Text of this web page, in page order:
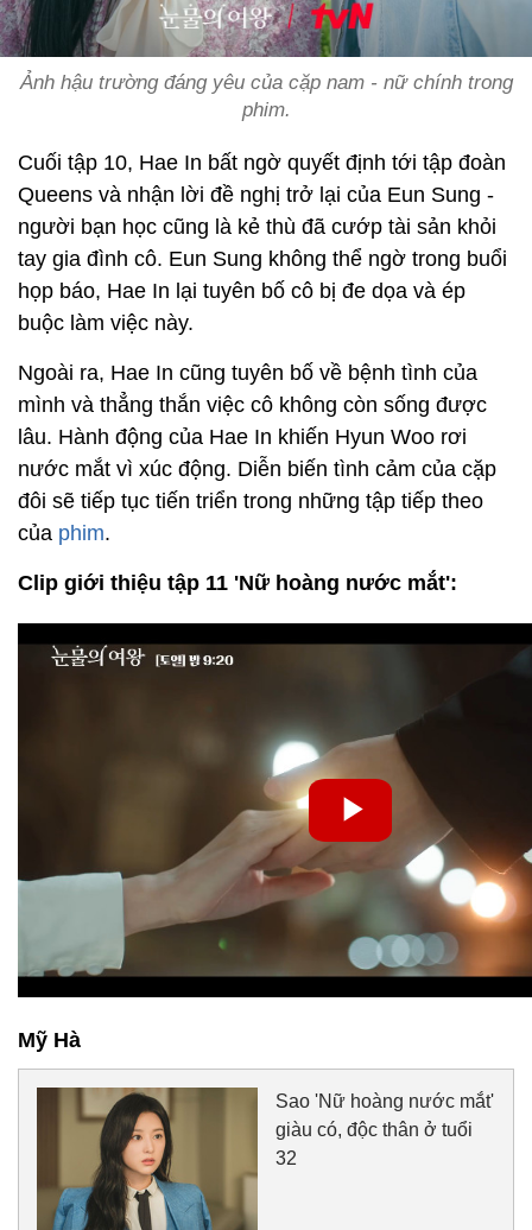
Ảnh hậu trường đáng yêu của cặp nam - nữ chính trong
phim.
Cuối tập 10, Hae In bất ngờ quyết định tới tập đoàn
Queens và nhận lời đề nghị trở lại của Eun Sung -
người bạn học cũng là kẻ thù đã cướp tài sản khỏi
tay gia đình cô. Eun Sung không thể ngờ trong buổi
họp báo, Hae In lại tuyên bố cô bị đe dọa và ép
buộc làm việc này.
Ngoài ra, Hae In cũng tuyên bố về bệnh tình của
mình và thẳng thắn việc cô không còn sống được
lâu. Hành động của Hae In khiến Hyun Woo rơi
nước mắt vì xúc động. Diễn biến tình cảm của cặp
đôi sẽ tiếp tục tiến triển trong những tập tiếp theo
của phim.
Clip giới thiệu tập 11 'Nữ hoàng nước mắt':
Mỹ Hà
Sao 'Nữ hoàng nước mắt'
giàu có, độc thân ở tuổi
32